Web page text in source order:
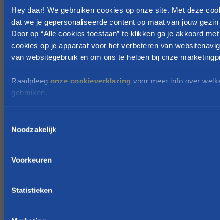
Hey daar! We gebruiken cookies op onze site. Met deze
dat we je gepersonaliseerde content op maat van jouw
Door op “Alle cookies toestaan” te klikken ga je akkoord
cookies op je apparaat voor het verbeteren van
van websitegebruik en om ons te helpen bij onze
Raadpleeg onze cookieverklaring voor meer info over
gebruiken.
Noodzakelijk
Voorkeuren
Statistieken
r
d
e
r
z
o
p
o
i